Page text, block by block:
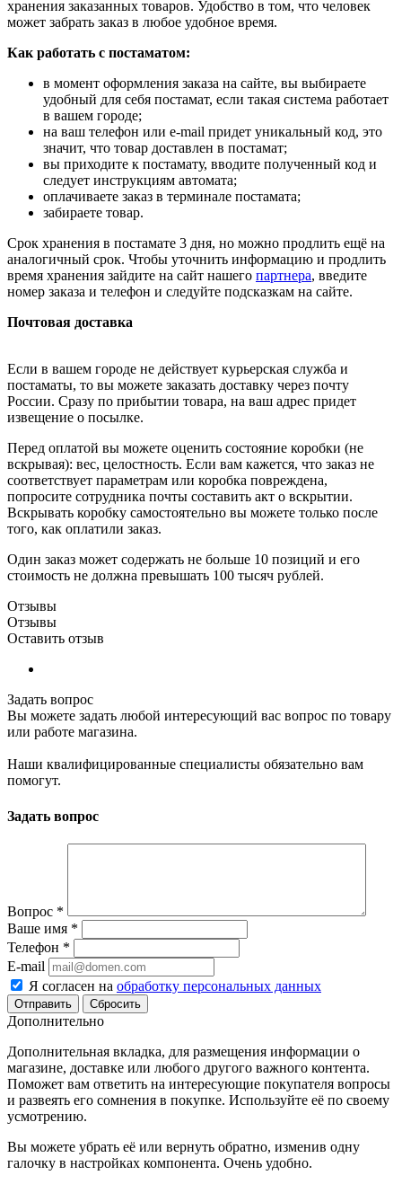
хранения заказанных товаров. Удобство в том, что человек
может забрать заказ в любое удобное время.
Как работать с постаматом:
в момент оформления заказа на сайте, вы выбираете
удобный для себя постамат, если такая система работает
в вашем городе;
на ваш телефон или e-mail придет уникальный код, это
значит, что товар доставлен в постамат;
вы приходите к постамату, вводите полученный код и
следует инструкциям автомата;
оплачиваете заказ в терминале постамата;
забираете товар.
Срок хранения в постамате 3 дня, но можно продлить ещё на
аналогичный срок. Чтобы уточнить информацию и продлить
время хранения зайдите на сайт нашего партнера, введите
номер заказа и телефон и следуйте подсказкам на сайте.
Почтовая доставка
Если в вашем городе не действует курьерская служба и
постаматы, то вы можете заказать доставку через почту
России. Сразу по прибытии товара, на ваш адрес придет
извещение о посылке.
Перед оплатой вы можете оценить состояние коробки (не
вскрывая): вес, целостность. Если вам кажется, что заказ не
соответствует параметрам или коробка повреждена,
попросите сотрудника почты составить акт о вскрытии.
Вскрывать коробку самостоятельно вы можете только после
того, как оплатили заказ.
Один заказ может содержать не больше 10 позиций и его
стоимость не должна превышать 100 тысяч рублей.
Отзывы
Отзывы
Оставить отзыв
Задать вопрос
Вы можете задать любой интересующий вас вопрос по товару
или работе магазина.
Наши квалифицированные специалисты обязательно вам
помогут.
Задать вопрос
Вопрос *
Ваше имя *
Телефон *
E-mail
Я согласен на обработку персональных данных
Сбросить
Дополнительно
Дополнительная вкладка, для размещения информации о
магазине, доставке или любого другого важного контента.
Поможет вам ответить на интересующие покупателя вопросы
и развеять его сомнения в покупке. Используйте её по своему
усмотрению.
Вы можете убрать её или вернуть обратно, изменив одну
галочку в настройках компонента. Очень удобно.